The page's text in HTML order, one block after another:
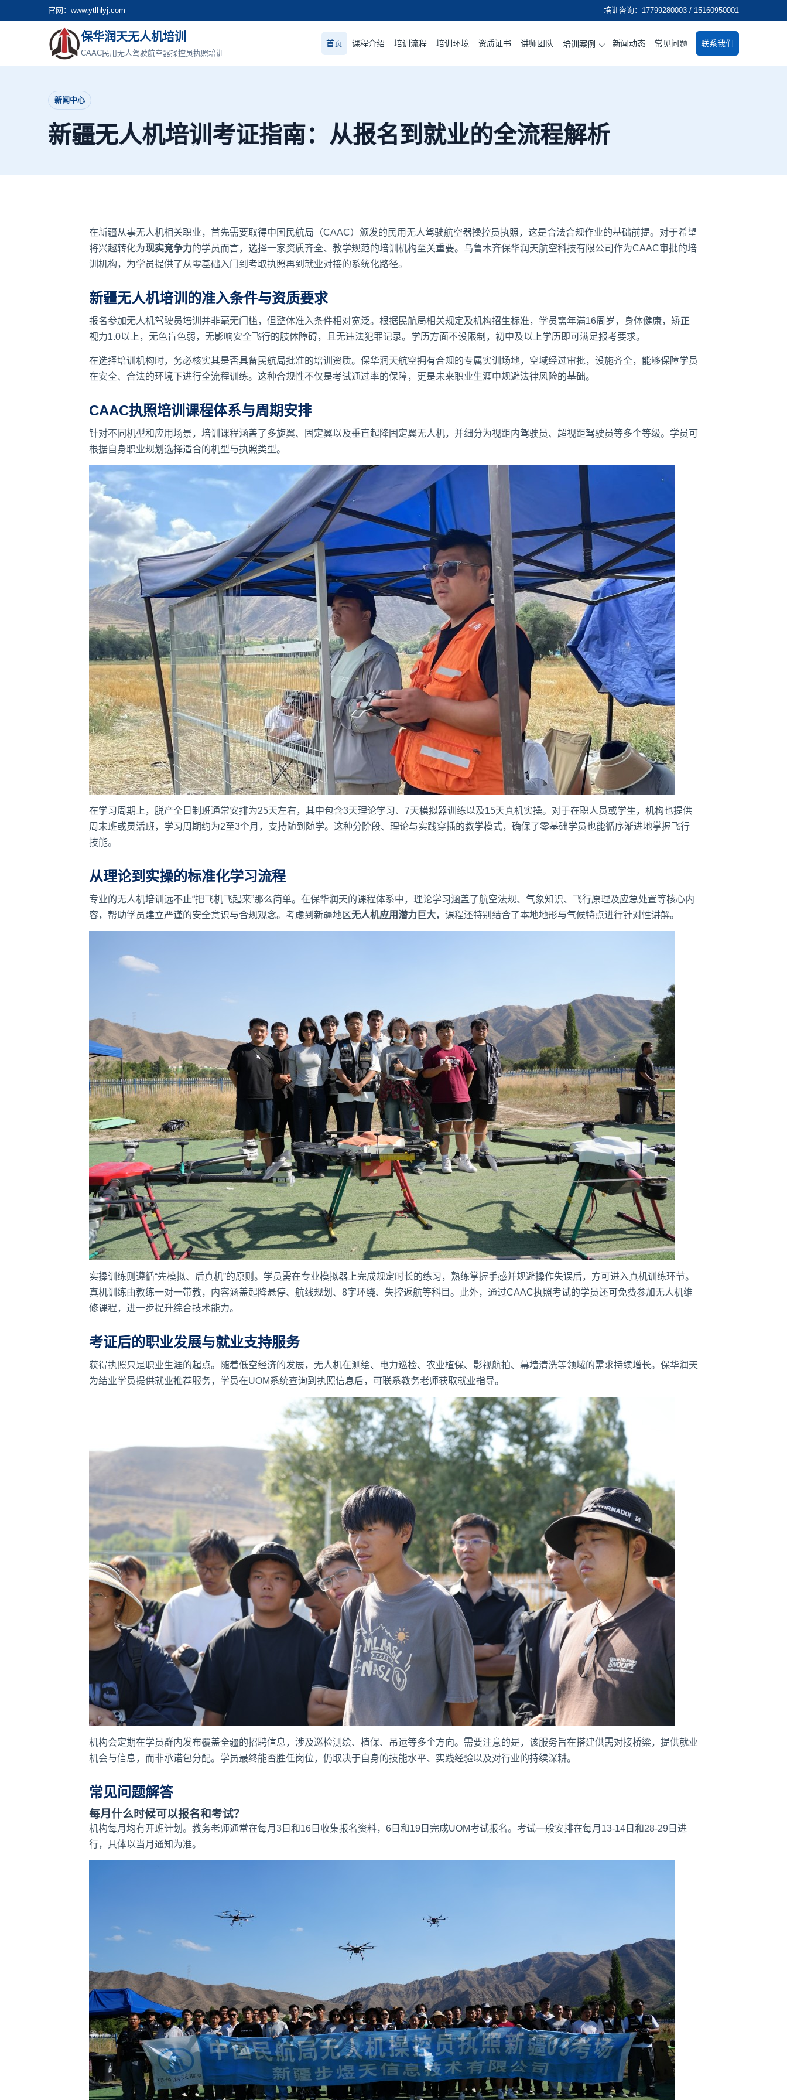
官网：www.ytlhlyj.com 培训咨询：17799280003 / 15160950001
保华润天无人机培训
CAAC民用无人驾驶航空器操控员执照培训
首页 课程介绍 培训流程 培训环境 资质证书 讲师团队 培训案例 新闻动态 常见问题 联系我们
新闻中心
新疆无人机培训考证指南：从报名到就业的全流程解析
在新疆从事无人机相关职业，首先需要取得中国民航局（CAAC）颁发的民用无人驾驶航空器操控员执照，这是合法合规作业的基础前提。对于希望
将兴趣转化为现实竞争力的学员而言，选择一家资质齐全、教学规范的培训机构至关重要。乌鲁木齐保华润天航空科技有限公司作为CAAC审批的培
训机构，为学员提供了从零基础入门到考取执照再到就业对接的系统化路径。
新疆无人机培训的准入条件与资质要求
报名参加无人机驾驶员培训并非毫无门槛，但整体准入条件相对宽泛。根据民航局相关规定及机构招生标准，学员需年满16周岁，身体健康，矫正
视力1.0以上，无色盲色弱，无影响安全飞行的肢体障碍，且无违法犯罪记录。学历方面不设限制，初中及以上学历即可满足报考要求。
在选择培训机构时，务必核实其是否具备民航局批准的培训资质。保华润天航空拥有合规的专属实训场地，空域经过审批，设施齐全，能够保障学员
在安全、合法的环境下进行全流程训练。这种合规性不仅是考试通过率的保障，更是未来职业生涯中规避法律风险的基础。
CAAC执照培训课程体系与周期安排
针对不同机型和应用场景，培训课程涵盖了多旋翼、固定翼以及垂直起降固定翼无人机，并细分为视距内驾驶员、超视距驾驶员等多个等级。学员可
根据自身职业规划选择适合的机型与执照类型。
在学习周期上，脱产全日制班通常安排为25天左右，其中包含3天理论学习、7天模拟器训练以及15天真机实操。对于在职人员或学生，机构也提供
周末班或灵活班，学习周期约为2至3个月，支持随到随学。这种分阶段、理论与实践穿插的教学模式，确保了零基础学员也能循序渐进地掌握飞行
技能。
从理论到实操的标准化学习流程
专业的无人机培训远不止“把飞机飞起来”那么简单。在保华润天的课程体系中，理论学习涵盖了航空法规、气象知识、飞行原理及应急处置等核心内
容，帮助学员建立严谨的安全意识与合规观念。考虑到新疆地区无人机应用潜力巨大，课程还特别结合了本地地形与气候特点进行针对性讲解。
实操训练则遵循“先模拟、后真机”的原则。学员需在专业模拟器上完成规定时长的练习，熟练掌握手感并规避操作失误后，方可进入真机训练环节。
真机训练由教练一对一带教，内容涵盖起降悬停、航线规划、8字环绕、失控返航等科目。此外，通过CAAC执照考试的学员还可免费参加无人机维
修课程，进一步提升综合技术能力。
考证后的职业发展与就业支持服务
获得执照只是职业生涯的起点。随着低空经济的发展，无人机在测绘、电力巡检、农业植保、影视航拍、幕墙清洗等领域的需求持续增长。保华润天
为结业学员提供就业推荐服务，学员在UOM系统查询到执照信息后，可联系教务老师获取就业指导。
机构会定期在学员群内发布覆盖全疆的招聘信息，涉及巡检测绘、植保、吊运等多个方向。需要注意的是，该服务旨在搭建供需对接桥梁，提供就业
机会与信息，而非承诺包分配。学员最终能否胜任岗位，仍取决于自身的技能水平、实践经验以及对行业的持续深耕。
常见问题解答
每月什么时候可以报名和考试？
机构每月均有开班计划。教务老师通常在每月3日和16日收集报名资料，6日和19日完成UOM考试报名。考试一般安排在每月13-14日和28-29日进
行，具体以当月通知为准。